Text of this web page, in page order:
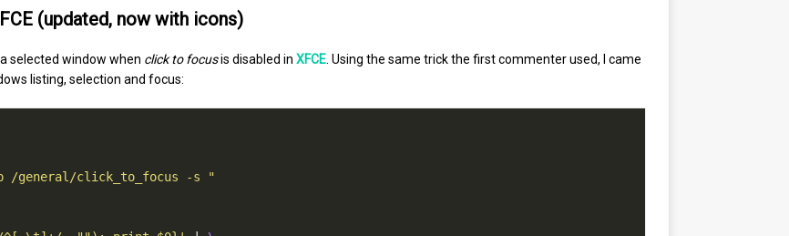
(updated, now with icons)
selected window when click to focusis disabled in XFCE . Using the same trick the first commenter used, I came
listing, selection and focus:
/general/click_to_focus -s "